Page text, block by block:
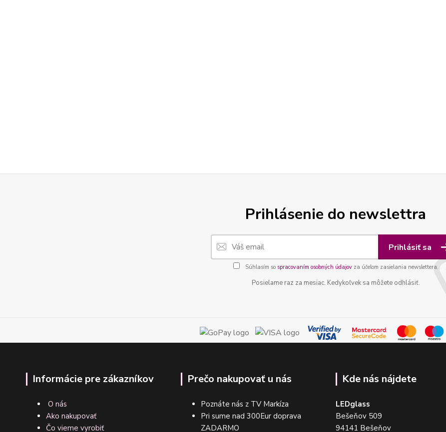
Prihlásenie do newslettra
Prihlásiť sa
Súhlasím so spracovaním osobných údajovza účelom zasielania newslettera.
Posielame raz za mesiac. Kedykoľvek sa môžete odhlásiť.
Informácie pre zákazníkov
O nás
Ako nakupovať
Čo vieme vyrobiť
Prečo nakupovať u nás
Poznáte nás z TV Markíza
Pri sume nad 300Eur doprava
ZADARMO
Kde nás nájdete
LEDglass
Bešeňov 509
94141 Bešeňov